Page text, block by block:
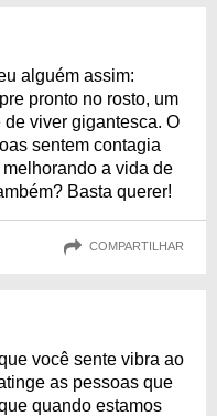
alguém assim:
pronto no rosto, um
viver gigantesca. O
sentem contagia
a vida de
Basta querer!
COMPARTILHAR
você sente vibra ao
as pessoas que
quando estamos